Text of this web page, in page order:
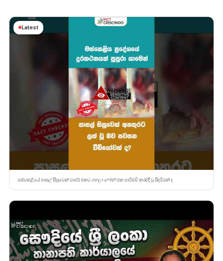
Latest
මස්කෙළියේ පාසල් සිසුවෙක් චාජර් එකට ගහලා ෆෝන් එක පාවිච්චි කරද්දී වූ සිදුවීමක් ද